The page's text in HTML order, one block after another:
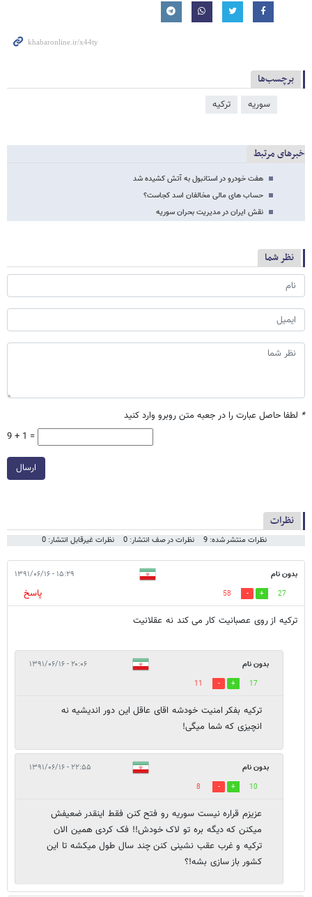
برچسب‌ها
سوریه ترکیه
خبرهای مرتبط
هفت خودرو در استانبول به آتش کشیده شد
حساب های مالی مخالفان اسد کجاست؟
نقش ایران در مدیریت بحران سوریه
نظر شما
* لطفا حاصل عبارت را در جعبه متن روبرو وارد کنید
9 + 1 =
ارسال
نظرات
نظرات منتشر شده: 9 نظرات در صف انتشار: 0 نظرات غیرقابل انتشار: 0
بدون نام ۱۵:۲۹ - ۱۳۹۱/۰۶/۱۶
27
58
پاسخ
ترکیه از روی عصبانیت کار می کند نه عقلانیت
بدون نام ۲۰:۰۶ - ۱۳۹۱/۰۶/۱۶
17
11
ترکیه بفکر امنیت خودشه اقای عاقل این دور اندیشیه نه
انچیزی که شما میگی!
بدون نام ۲۲:۵۵ - ۱۳۹۱/۰۶/۱۶
10
8
عزیزم قراره نیست سوریه رو فتح کنن فقط اینقدر ضعیفش
میکنن که دیگه بره تو لاک خودش!! فک کردی همین الان
ترکیه و غرب عقب نشینی کنن چند سال طول میکشه تا این
کشور باز سازی بشه!؟